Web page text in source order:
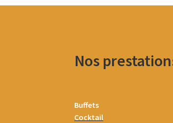
Nos
Buffets
Cocktail